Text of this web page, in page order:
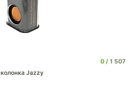
0
1 507
Jazzy